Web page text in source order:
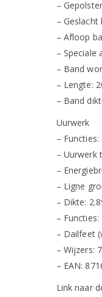
–
– Geslacht
– Afloop
– Speciale
– Band
– Lengte:
– Band
Uurwerk
–
– Uurwerk
–
– Ligne
– Dikte:
– Functies:
– Dailfeet
– Wijzers:
– EAN:
Link naar